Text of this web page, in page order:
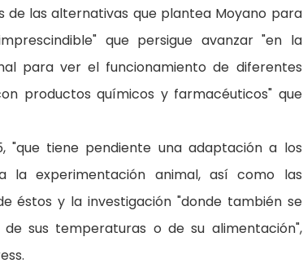
de las alternativas que plantea Moyano para
que persigue avanzar "en la
para ver el funcionamiento de diferentes
productos químicos y farmacéuticos" que
tiene pendiente una adaptación a los
la experimentación animal, así como las
éstos y la investigación "donde también se
sus temperaturas o de su alimentación",